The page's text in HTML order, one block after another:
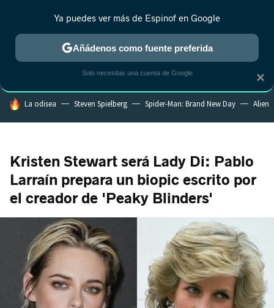
MENÚ NUEVO
ESTRENOS REALITY ANIME RANKINGS CINE
HOY SE HABLA DE
La odisea Steven Spielberg Spider-Man: Brand New Day Alien
Kristen Stewart será Lady Di: Pablo
Larraín prepara un biopic escrito por
el creador de 'Peaky Blinders'
×
Ya puedes ver más de Espinof en Google
Añádenos como fuente preferida
Solo necesitas una cuenta de Google